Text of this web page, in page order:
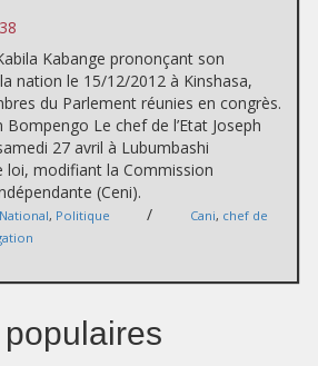
Kabange prononçant son
nation le 15/12/2012 à Kinshasa,
du Parlement réunies en congrès.
Bompengo Le chef de l’Etat Joseph
27 avril à Lubumbashi
loi, modifiant la Commission
(Ceni).
National, Politique / Cani, chef de